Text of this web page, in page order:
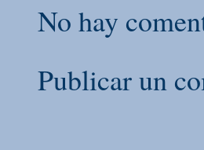
No hay
Publicar un